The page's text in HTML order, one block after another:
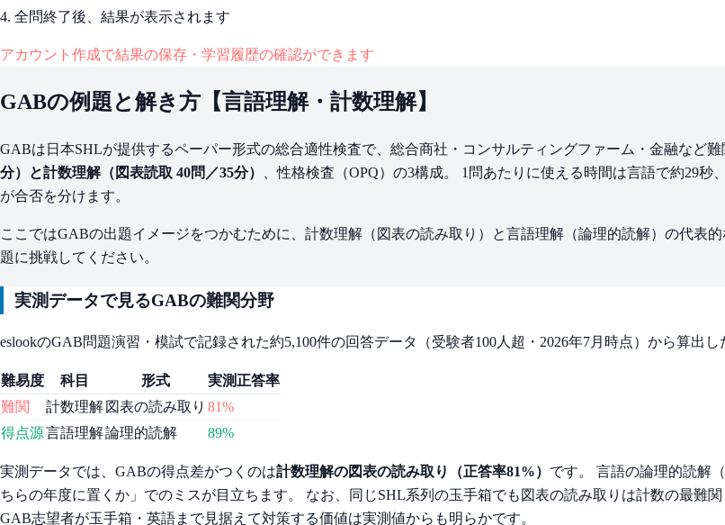
4. 全問終了後、結果が表示されます
アカウント作成で結果の保存・学習履歴の確認ができます
GABの例題と解き方【言語理解・計数理解】
GABは日本SHLが提供するペーパー形式の総合適性検査で、総合商社・コンサルティングファーム・金融など
分）と計数理解（図表読取 40問／35分）
、性格検査（OPQ）の3構成。 1問あたりに使える時間は言語で約29秒
が合否を分けます。
ここではGABの出題イメージをつかむために、計数理解（図表の読み取り）と言語理解（論理的読解）の代表
題に挑戦してください。
実測データで見るGABの難関分野
eslookのGAB問題演習・模試で記録された約5,100件の回答データ（受験者100人超・2026年7月時点）から算出し
難易度 科目 形式
実測正答率
難関
計数理解 図表の読み取り 81%
得点源言語理解論理的読解 89%
実測データでは、GABの得点差がつくのは計数理解の図表の読み取り（正答率81%） です。 言語の論理的読解
ちらの年度に置くか」でのミスが目立ちます。 なお、同じSHL系列の玉手箱でも図表の読み取りは計数の最難
GAB志望者が玉手箱・英語まで見据えて対策する価値は実測値からも明らかです。